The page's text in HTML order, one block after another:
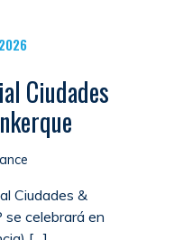
2026
Ciudades
Ciudades &
celebrará en